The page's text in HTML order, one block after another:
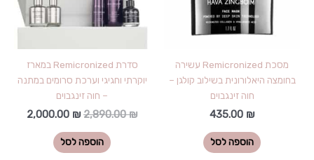
מסכת Remicronized עשירה
בחומצה היאלורונית בשילוב קולגן –
חוה זינגבוים
435.00 ₪
הוספה לסל
סדרת Remicronized במארז
יוקרתי וחגיגי וערכת סרומים במתנה
– חוה זינגבוים
2,890.00₪
2,000.00 ₪
הוספה לסל